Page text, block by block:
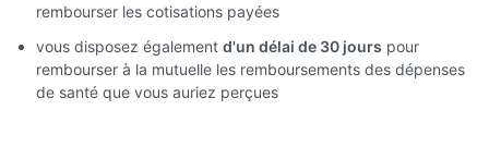
rembourser les cotisations payées
vous disposez également d'un délai de 30 jours pour
rembourser à la mutuelle les remboursements des dépenses
de santé que vous auriez perçues